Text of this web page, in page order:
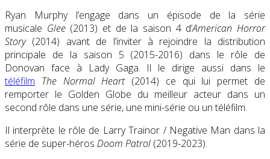
Ryan Murphy l’engage dans un épisode de la série
musicale Glee(2013) et de la saison 4 d’American Horror
Story(2014) avant de l’inviter à rejoindre la distribution
principale de la saison 5 (2015-2016) dans le rôle de
Donovan face à Lady Gaga. Il le dirige aussi dans le
téléfilm The Normal Heart(2014) ce qui lui permet de
remporter le Golden Globe du meilleur acteur dans un
second rôle dans une série, une mini-série ou un téléfilm.
Il interprète le rôle de Larry Trainor / Negative Man dans la
série de super-héros Doom Patrol (2019-2023).